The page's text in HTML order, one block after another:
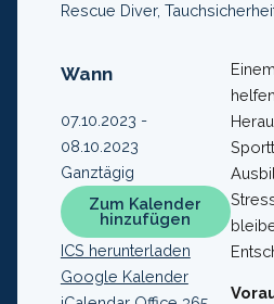
Rescue Diver,
Wann
07.10.2023 -
08.10.2023
Ganztägig
Zum Kalender
hinzufügen
ICS herunterladen
Google Kalender